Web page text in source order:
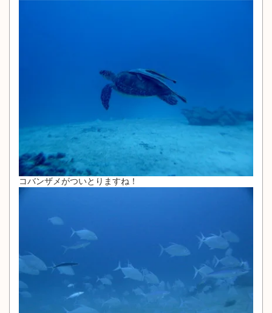
コバンザメがついとりますね！